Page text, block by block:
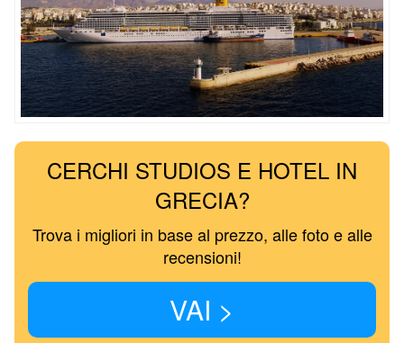
CERCHI STUDIOS E HOTEL IN
GRECIA?
Trova i migliori in base al prezzo, alle foto e alle
recensioni!
VAI >